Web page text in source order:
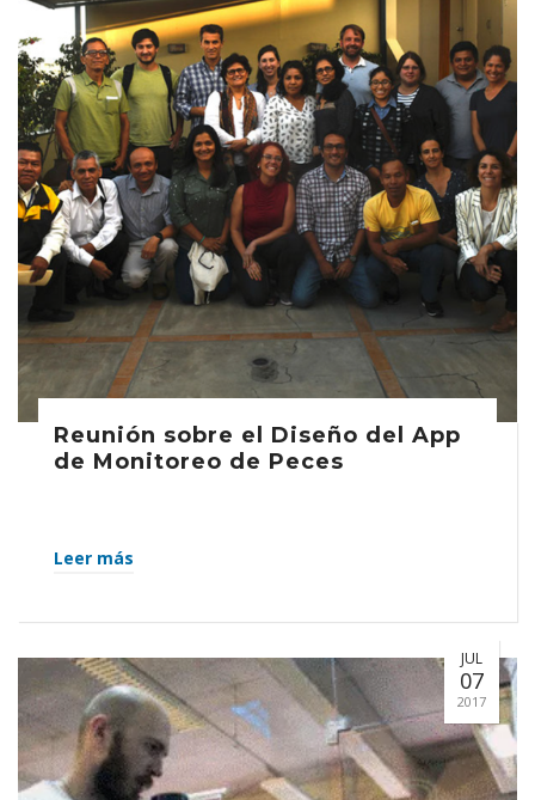
Reunión sobre el Diseño del App
de Monitoreo de Peces
Leer más
JUL
07
2017